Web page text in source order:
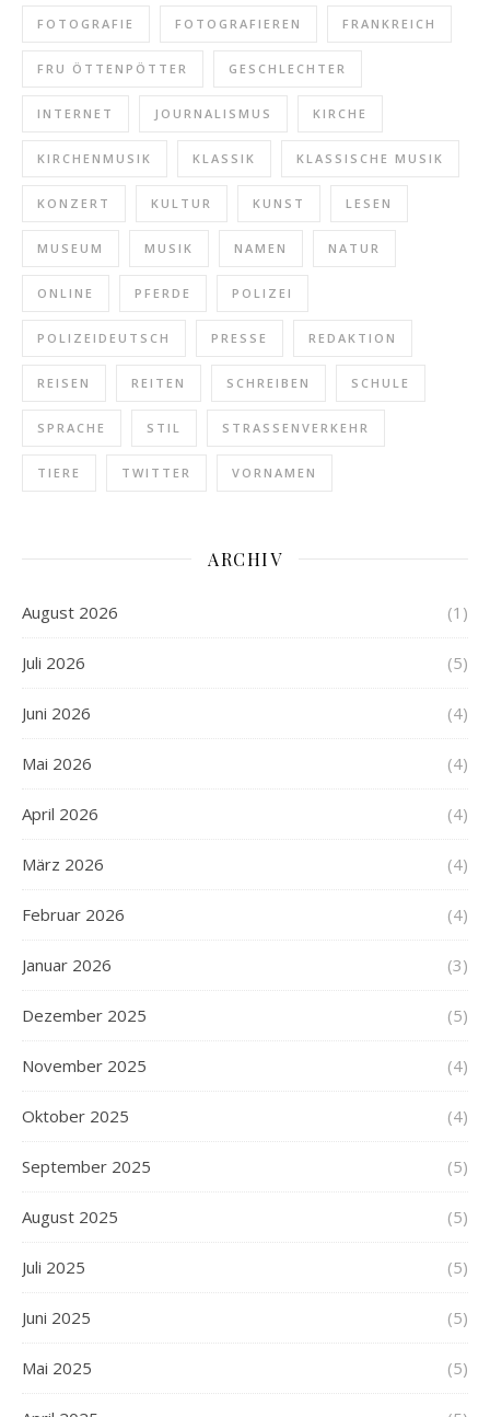
FOTOGRAFIE FOTOGRAFIEREN FRANKREICH
FRU ÖTTENPÖTTER GESCHLECHTER
INTERNET JOURNALISMUS KIRCHE
KIRCHENMUSIK KLASSIK KLASSISCHE MUSIK
KONZERT KULTUR KUNST LESEN
MUSEUM MUSIK NAMEN NATUR
ONLINE PFERDE POLIZEI
POLIZEIDEUTSCH PRESSE REDAKTION
REISEN REITEN SCHREIBEN SCHULE
SPRACHE STIL STRASSENVERKEHR
TIERE TWITTER VORNAMEN
ARCHIV
August 2026 (1)
Juli 2026 (5)
Juni 2026 (4)
Mai 2026 (4)
April 2026 (4)
März 2026 (4)
Februar 2026 (4)
Januar 2026 (3)
Dezember 2025 (5)
November 2025 (4)
Oktober 2025 (4)
September 2025 (5)
August 2025 (5)
Juli 2025 (5)
Juni 2025 (5)
Mai 2025 (5)